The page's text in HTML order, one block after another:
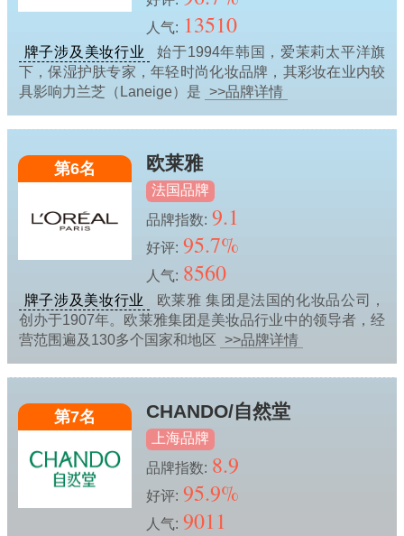
人气: 13510
牌子涉及美妆行业
始于1994年韩国，爱茉莉太平洋旗
下，保湿护肤专家，年轻时尚化妆品牌，其彩妆在业内较
具影响力兰芝（Laneige）是 >>品牌详情
第6名 欧莱雅
法国品牌
品牌指数: 9.1
好评: 95.7%
人气: 8560
牌子涉及美妆行业
欧莱雅 集团是法国的化妆品公司，
创办于1907年。欧莱雅集团是美妆品行业中的领导者，经
营范围遍及130多个国家和地区 >>品牌详情
第7名 CHANDO/自然堂
上海品牌
品牌指数: 8.9
好评: 95.9%
人气: 9011